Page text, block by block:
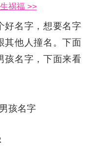
祸福 >>
好名字，想要名字
其他人撞名。下面
孩名字，下面来看